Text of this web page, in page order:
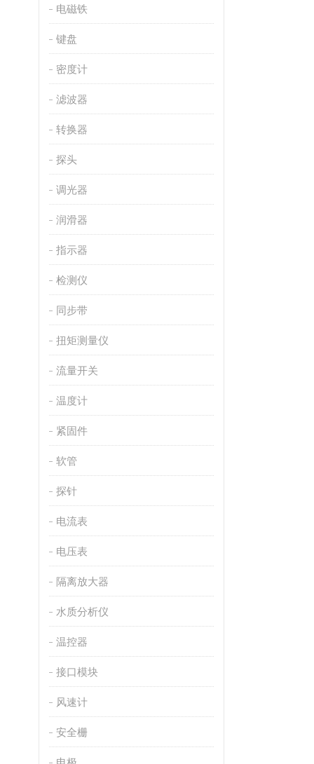
电磁铁
键盘
密度计
滤波器
转换器
探头
调光器
润滑器
指示器
检测仪
同步带
扭矩测量仪
流量开关
温度计
紧固件
软管
探针
电流表
电压表
隔离放大器
水质分析仪
温控器
接口模块
风速计
安全栅